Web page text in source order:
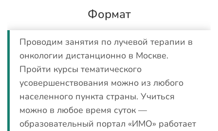
Формат
Проводим занятия по лучевой терапии в
онкологии дистанционно в Москве.
Пройти курсы тематического
усовершенствования можно из любого
населенного пункта страны. Учиться
можно в любое время суток —
образовательный портал «ИМО» работает